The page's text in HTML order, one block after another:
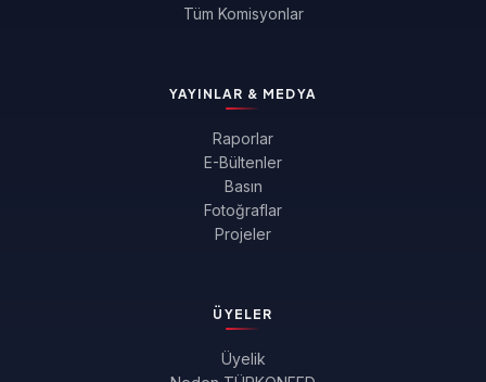
Tüm Komisyonlar
YAYINLAR & MEDYA
Raporlar
E-Bültenler
Basın
Fotoğraflar
Projeler
ÜYELER
Üyelik